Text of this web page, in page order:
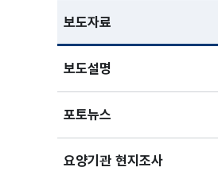
보도자료
보도설명
포토뉴스
요양기관 현지조사하위메뉴